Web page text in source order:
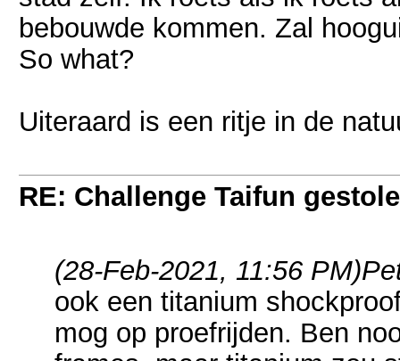
bebouwde kommen. Zal
So what?
Uiteraard is een ritje in de
RE: Challenge Taifun
(28-Feb-2021, 11:56 PM)
ook een titanium
mog op proefrijden. Ben